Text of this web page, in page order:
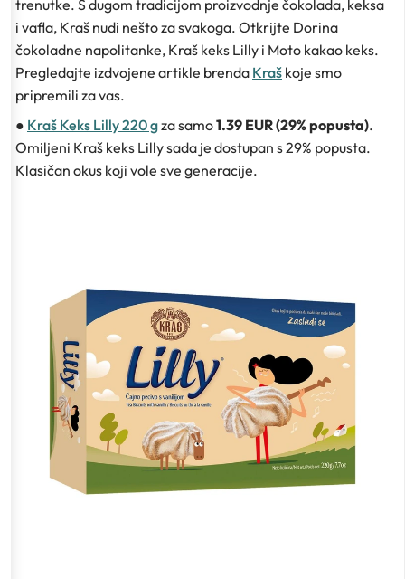
trenutke. S dugom tradicijom proizvodnje čokolada, keksa
i vafla, Kraš nudi nešto za svakoga. Otkrijte Dorina
čokoladne napolitanke, Kraš keks Lilly i Moto kakao keks.
Pregledajte izdvojene artikle brenda Kraš koje smo
pripremili za vas.
● Kraš Keks Lilly 220 gza samo1.39 EUR (29% popusta).
Omiljeni Kraš keks Lilly sada je dostupan s 29% popusta.
Klasičan okus koji vole sve generacije.